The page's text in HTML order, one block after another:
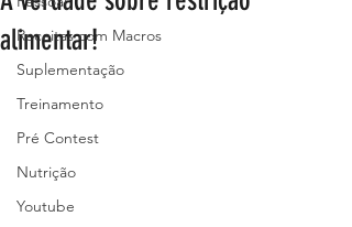
Receitas com Macros
Suplementação
Treinamento
Pré Contest
Nutrição
Youtube
alimentar!